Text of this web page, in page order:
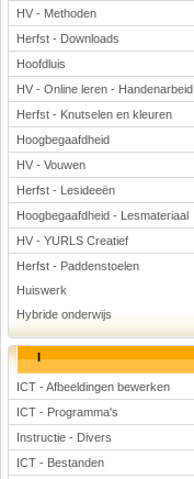
HV - Methoden
Herfst - Downloads
Hoofdluis
HV - Online leren - Handenarbeid
Herfst - Knutselen en kleuren
Hoogbegaafdheid
HV - Vouwen
Herfst - Lesideeën
Hoogbegaafdheid - Lesmateriaal
HV - YURLS Creatief
Herfst - Paddenstoelen
Huiswerk
Hybride onderwijs
I
ICT - Afbeeldingen bewerken
ICT - Programma's
Instructie - Divers
ICT - Bestanden